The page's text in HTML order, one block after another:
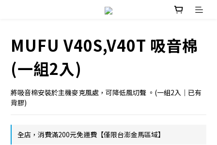
MUFU V40S,V40T 吸音棉
(一組2入)
將吸音棉安裝於主機麥克風處，可降低風切聲 。(一組2入｜已有
背膠)
全店，消費滿200元免運費【僅限台澎金馬區域】